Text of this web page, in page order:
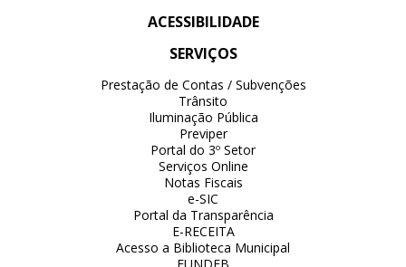
ACESSIBILIDADE
SERVIÇOS
Prestação de Contas / Subvenções
Trânsito
Iluminação Pública
Previper
Portal do 3º Setor
Serviços Online
Notas Fiscais
e-SIC
Portal da Transparência
E-RECEITA
Acesso a Biblioteca Municipal